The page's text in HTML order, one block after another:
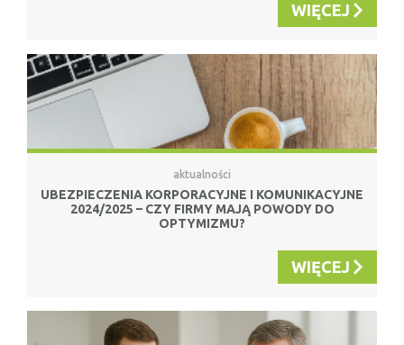
WIĘCEJ
aktualności
UBEZPIECZENIA KORPORACYJNE I KOMUNIKACYJNE
2024/2025 – CZY FIRMY MAJĄ POWODY DO
OPTYMIZMU?
WIĘCEJ